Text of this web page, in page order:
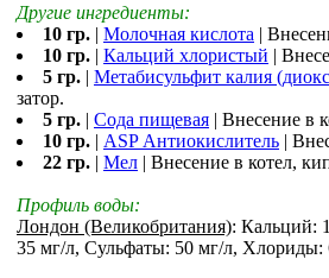
Другие ингредиенты:
10 гр. | Молочная кислота |
10 гр. | Кальций хлористый |
5 гр. | Метабисульфит калия
затор.
5 гр. | Сода пищевая | Внесение в
10 гр. | ASP Антиокислитель |
22 гр. | Мел | Внесение в котел,
Профиль воды:
Лондон (Великобритания): Кальций:
35 мг/л, Сульфаты: 50 мг/л, Хлориды: